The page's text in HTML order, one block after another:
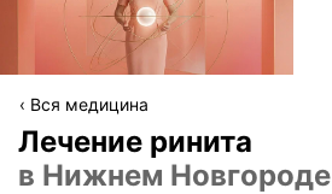
Вся медицина
Лечение ринита
в Нижнем Новгороде